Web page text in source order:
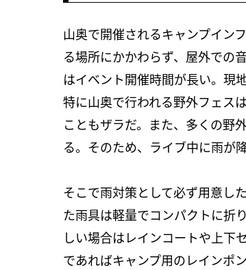
山奥で開催されるキャンプイン
る場所にかかわらず、屋外での
はイベント開催時間が長い。現
特に山奥で行われる野外フェス
こともザラだ。また、多くの野
る。そのため、ライブ中に雨が
そこで雨対策として必ず用意し
た雨具は軽量でコンパクトに折
しい場合はレインコートや上下
であればキャンプ用のレインポ